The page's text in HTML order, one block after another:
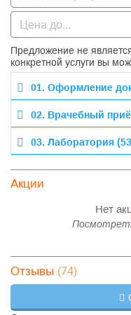
Предложение не
конкретной услуги вы
01. Оформление
02. Врачебный
03. Лаборатория
Акции
Нет
Отзывы (74)